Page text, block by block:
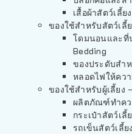
เสื้อผ้าสัตว์เลี้
ของใช้สำหรับสัตว์เลี้
โดมนอนและที่
Bedding
ของประดับสำ
หลอดไฟให้คว
ของใช้สำหรับผู้เลี้ยง
ผลิตภัณฑ์ทำคว
กระเป๋าสัตว์เ
รถเข็นสัตว์เลี้ย